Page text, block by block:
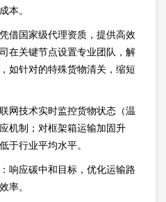
本。
借国家级代理资质，提供高效
在关键节点设置专业团队，解
如针对的特殊货物清关，缩短
网技术实时监控货物状态（温
机制；对框架箱运输加固升
于行业平均水平。
响应碳中和目标，优化运输路
率。